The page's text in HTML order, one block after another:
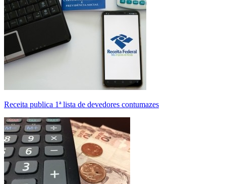
Receita publica 1ª lista de devedores contumazes